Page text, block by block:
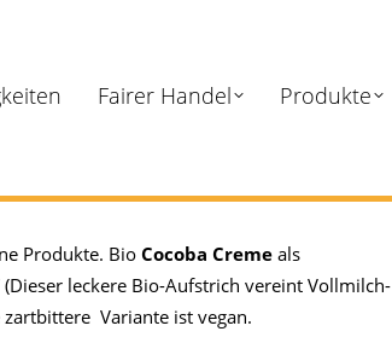
Fairer Handel Produkte
Produkte. BioCocoba Creme als
(Dieser leckere Bio-Aufstrich vereint Vollmilch-
Variante ist vegan.